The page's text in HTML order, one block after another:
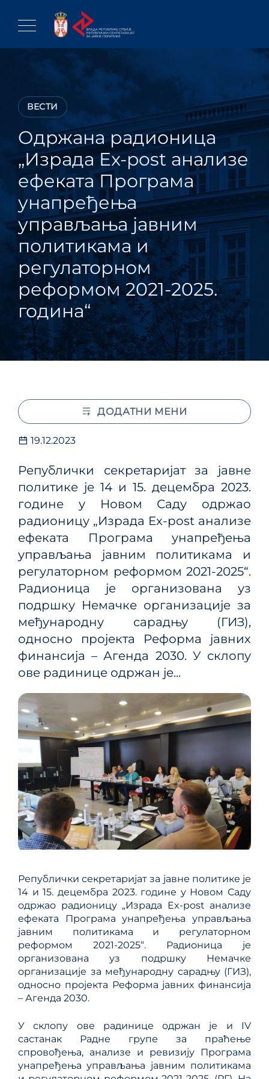
content
ВЕСТИ
Одржана радионица
„Израда Ex-post анализе
ефеката Програма
унапређења
управљања јавним
политикама и
регулаторном
реформом 2021-2025.
година“
19.12.2023
Републички секретаријат за јавне
политике је 14 и 15. децембра 2023.
године у Новом Саду одржао
радионицу „Израда Ex-post анализе
ефеката Програма унапређења
управљања јавним политикама и
регулаторном реформом 2021-2025“.
Радионица је организована уз
подршку Немачке организације за
међународну сарадњу (ГИЗ),
односно пројекта Реформа јавних
финансија – Агенда 2030. У склопу
ове радинице одржан је...
Републички секретаријат за јавне политике је
14 и 15. децембра 2023. године у Новом Саду
одржао радионицу „Израда Ex-post анализе
ефеката Програма унапређења управљања
јавним политикама и регулаторном
реформом 2021-2025“. Радионица је
организована уз подршку Немачке
организације за међународну сарадњу (ГИЗ),
односно пројекта Реформа јавних финансија
– Агенда 2030.
У склопу ове радинице одржан је и IV
састанак Радне групе за праћење
спровођења, анализе и ревизију Програма
унапређења управљања јавним политикама
ДОДАТНИ МЕНИ